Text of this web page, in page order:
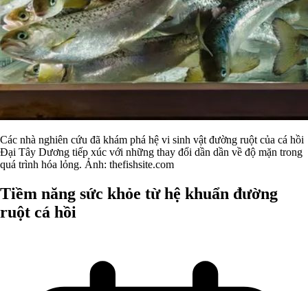
Các nhà nghiên cứu đã khám phá hệ vi sinh vật đường ruột của cá hồi
Đại Tây Dương tiếp xúc với những thay đổi dần dần về độ mặn trong
quá trình hóa lỏng. Ảnh: thefishsite.com
Tiềm năng sức khỏe từ hệ khuẩn đường
ruột cá hồi